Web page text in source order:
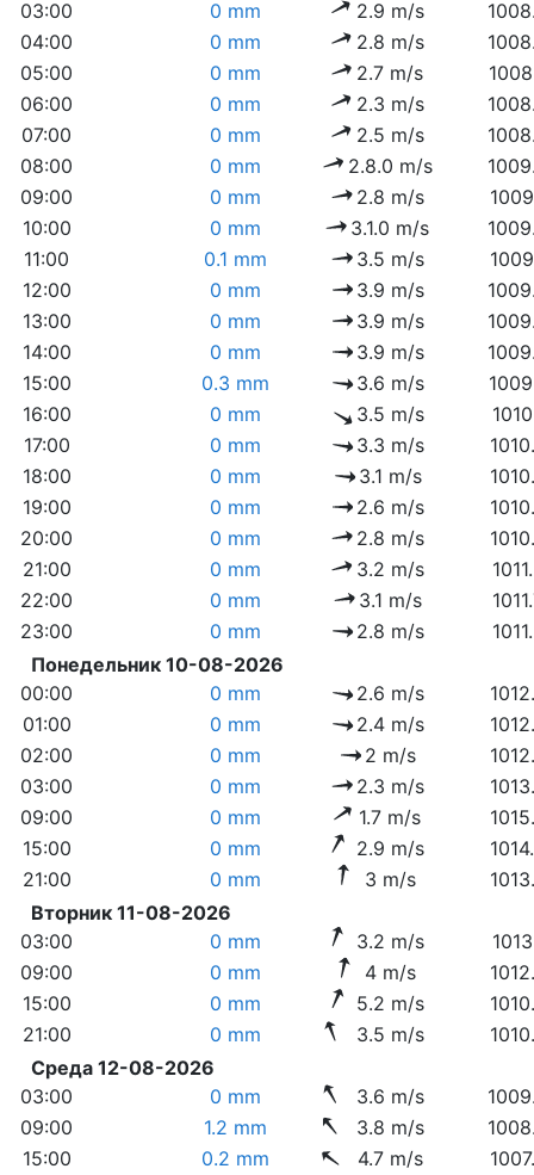
03:00
0 mm 2.9 m/s
04:00
0 mm 2.8 m/s
05:00
0 mm 2.7 m/s
06:00
0 mm 2.3 m/s
07:00
0 mm 2.5 m/s
08:00
0 mm 2.8.0 m/s
09:00
0 mm 2.8 m/s
10:00
0 mm 3.1.0 m/s
11:00
0.1 mm 3.5 m/s
12:00
0 mm 3.9 m/s
13:00
0 mm 3.9 m/s
14:00
0 mm 3.9 m/s
15:00
0.3 mm 3.6 m/s
16:00
0 mm 3.5 m/s
17:00
0 mm 3.3 m/s
18:00
0 mm 3.1 m/s
19:00
0 mm 2.6 m/s
20:00
0 mm 2.8 m/s
21:00
0 mm 3.2 m/s
22:00
0 mm 3.1 m/s
23:00
0 mm 2.8 m/s
Понедельник 10-08-2026
00:00
0 mm 2.6 m/s
01:00
0 mm 2.4 m/s
02:00
0 mm 2 m/s
03:00
0 mm 2.3 m/s
09:00
0 mm 1.7 m/s
15:00
0 mm 2.9 m/s
21:00
0 mm 3 m/s
Вторник 11-08-2026
03:00
0 mm 3.2 m/s
09:00
0 mm 4 m/s
15:00
0 mm 5.2 m/s
21:00
0 mm 3.5 m/s
Среда 12-08-2026
03:00
0 mm 3.6 m/s
09:00
1.2 mm 3.8 m/s
15:00
0.2 mm 4.7 m/s